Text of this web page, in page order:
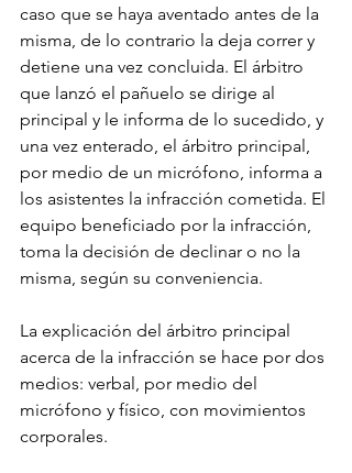
caso que se haya aventado antes de la
misma, de lo contrario la deja correr y
detiene una vez concluida. El árbitro
que lanzó el pañuelo se dirige al
principal y le informa de lo sucedido, y
una vez enterado, el árbitro principal,
por medio de un micrófono, informa a
los asistentes la infracción cometida. El
equipo beneficiado por la infracción,
toma la decisión de declinar o no la
misma, según su conveniencia.
La explicación del árbitro principal
acerca de la infracción se hace por dos
medios: verbal, por medio del
micrófono y físico, con movimientos
corporales.